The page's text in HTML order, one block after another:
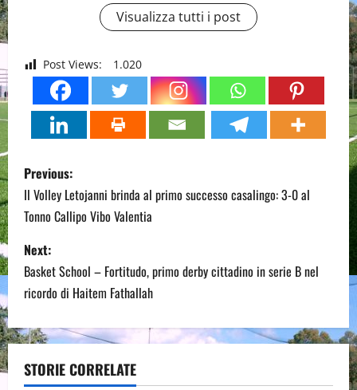
Visualizza tutti i post
Post Views: 1.020
P
o
s
t
n
a
v
Previous:
Il Volley Letojanni brinda al primo successo casalingo: 3-0 al
Tonno Callipo Vibo Valentia
Next:
Basket School – Fortitudo, primo derby cittadino in serie B nel
ricordo di Haitem Fathallah
STORIE CORRELATE